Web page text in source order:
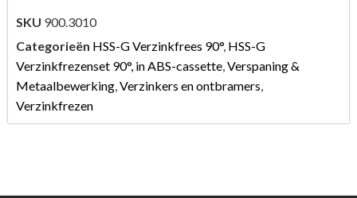
SKU 900.3010
Categorieën HSS-G Verzinkfrees 90°, HSS-G
Verzinkfrezenset 90°, in ABS-cassette,Verspaning &
Metaalbewerking,Verzinkers en ontbramers,
Verzinkfrezen